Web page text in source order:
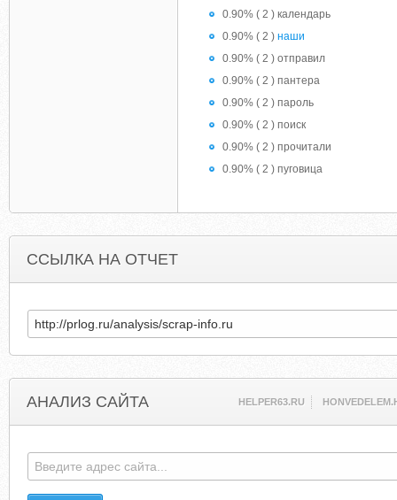
0.90% ( 2 ) календарь
0.90% ( 2 ) наши
0.90% ( 2 ) отправил
0.90% ( 2 ) пантера
0.90% ( 2 ) пароль
0.90% ( 2 ) поиск
0.90% ( 2 ) прочитали
0.90% ( 2 ) пуговица
ССЫЛКА НА ОТЧЕТ
АНАЛИЗ САЙТА HELPER63.RU